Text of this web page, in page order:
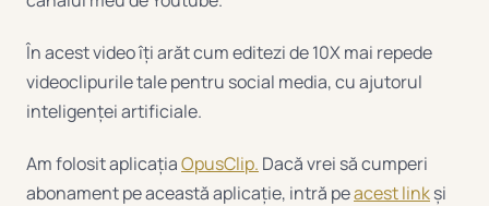
În acest video îți arăt cum editezi de 10X mai repede
videoclipurile tale pentru social media, cu ajutorul
inteligenței artificiale.
Am folosit aplicațiaOpusClip. Dacă vrei să cumperi
abonament pe această aplicație, intră peacest linkși